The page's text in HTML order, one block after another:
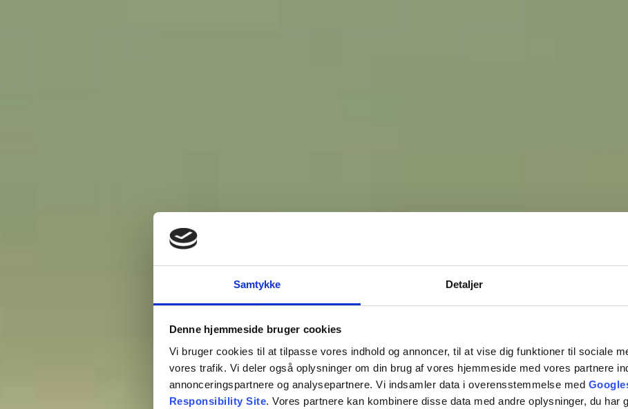
Samtykke Detaljer
Denne hjemmeside bruger cookies
Vi bruger cookies til at tilpasse vores indhold og annoncer, til at vise dig funktioner til sociale
vores trafik. Vi deler også oplysninger om din brug af vores hjemmeside med vores partnere
annonceringspartnere og analysepartnere. Vi indsamler data i overensstemmelse med
Responsibility Site. Vores partnere kan kombinere disse data med andre oplysninger, du har
SØLAGER